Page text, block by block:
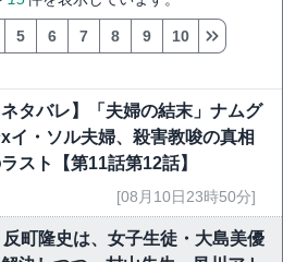
5 6 7 8 9 10
ネタバレ】「夫婦の結末」ナムグ
イ・ソル夫婦、殺害教唆の真相
スト【第11話第12話】
[08月10日23時50分]
反町隆史は、女子生徒・大島美優